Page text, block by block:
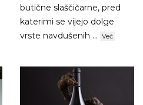
butične slaščičarne, pred
katerimi se vijejo dolge
vrste navdušenih ... Več